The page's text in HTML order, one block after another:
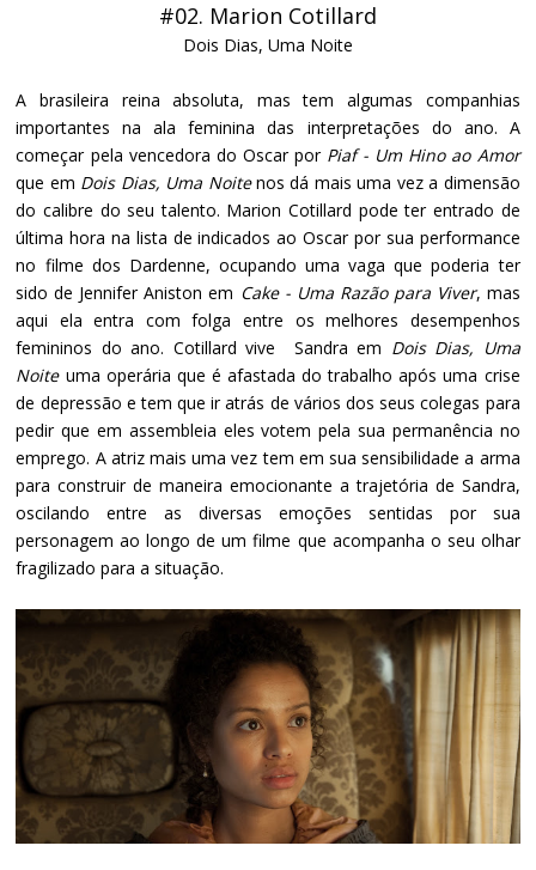
#02. Marion Cotillard
Dois Dias, Uma Noite
A brasileira reina absoluta, mas tem algumas companhias
importantes na ala feminina das interpretações do ano. A
começar pela vencedora do Oscar por Piaf - Um Hino ao Amor
que em Dois Dias, Uma Noitenos dá mais uma vez a dimensão
do calibre do seu talento. Marion Cotillard pode ter entrado de
última hora na lista de indicados ao Oscar por sua performance
no filme dos Dardenne, ocupando uma vaga que poderia ter
sido de Jennifer Aniston em Cake - Uma Razão para Viver, mas
aqui ela entra com folga entre os melhores desempenhos
femininos do ano. Cotillard vive Sandra em Dois Dias, Uma
Noite uma operária que é afastada do trabalho após uma crise
de depressão e tem que ir atrás de vários dos seus colegas para
pedir que em assembleia eles votem pela sua permanência no
emprego. A atriz mais uma vez tem em sua sensibilidade a arma
para construir de maneira emocionante a trajetória de Sandra,
oscilando entre as diversas emoções sentidas por sua
personagem ao longo de um filme que acompanha o seu olhar
fragilizado para a situação.